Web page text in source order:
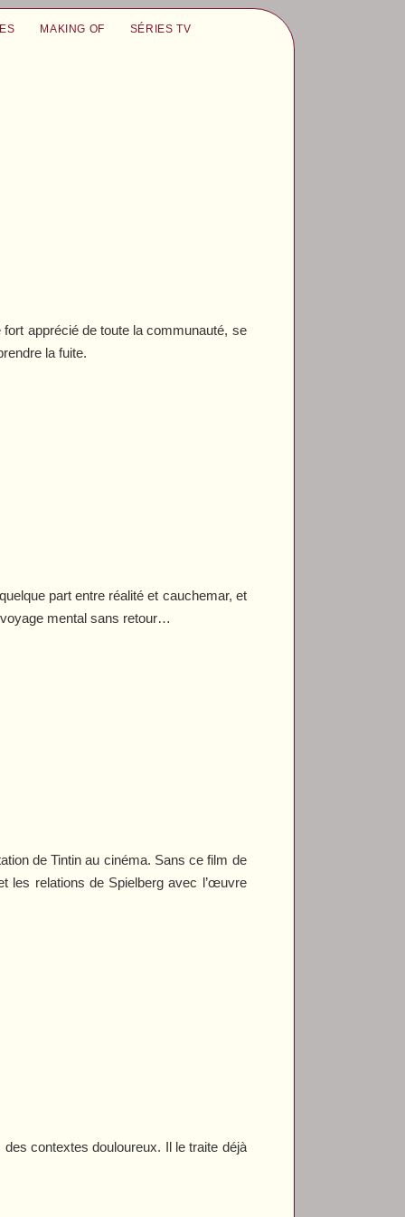
MAKING OF SÉRIES TV
apprécié de toute la communauté, se
la fuite.
part entre réalité et cauchemar, et
mental sans retour…
de Tintin au cinéma. Sans ce film de
les relations de Spielberg avec l’œuvre
contextes douloureux. Il le traite déjà